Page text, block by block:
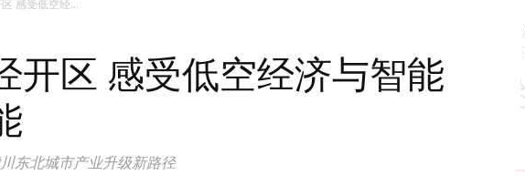
感受低空经...
开区 感受低空经济与智能
东北城市产业升级新路径